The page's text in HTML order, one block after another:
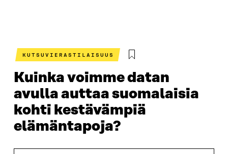
KUTSUVIERASTILAISUUS
Kuinka voimme datan
avulla auttaa suomalaisia
kohti kestävämpiä
elämäntapoja?